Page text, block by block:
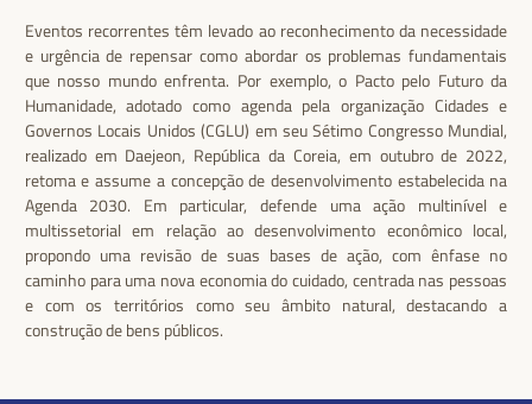
Eventos recorrentes têm levado ao reconhecimento da necessidade
e urgência de repensar como abordar os problemas fundamentais
que nosso mundo enfrenta. Por exemplo, o Pacto pelo Futuro da
Humanidade, adotado como agenda pela organização Cidades e
Governos Locais Unidos (CGLU) em seu Sétimo Congresso Mundial,
realizado em Daejeon, República da Coreia, em outubro de 2022,
retoma e assume a concepção de desenvolvimento estabelecida na
Agenda 2030. Em particular, defende uma ação multinível e
multissetorial em relação ao desenvolvimento econômico local,
propondo uma revisão de suas bases de ação, com ênfase no
caminho para uma nova economia do cuidado, centrada nas pessoas
e com os territórios como seu âmbito natural, destacando a
construção de bens públicos.